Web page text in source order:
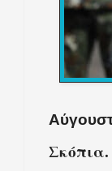
Σκόπια.